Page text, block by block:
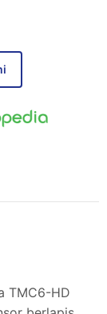
TMC6-HD